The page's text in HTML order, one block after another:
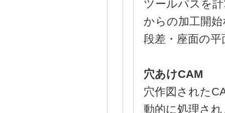
ツールパスを
からの加工開
段差・座面の
穴あけCAM
穴作図された
動的に処理さ